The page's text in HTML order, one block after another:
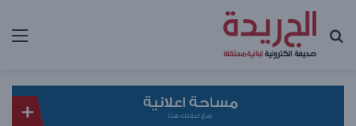
بحث عن